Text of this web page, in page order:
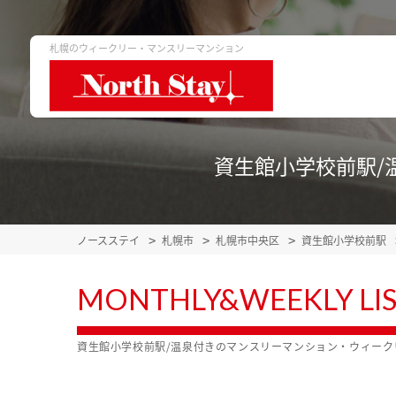
札幌のウィークリー・マンスリーマンション
資生館小学校前駅/
ノースステイ 札幌市 札幌市中央区 資生館小学校前駅
MONTHLY&WEEKLY
資生館小学校前駅/温泉付きのマンスリーマンション・ウィー